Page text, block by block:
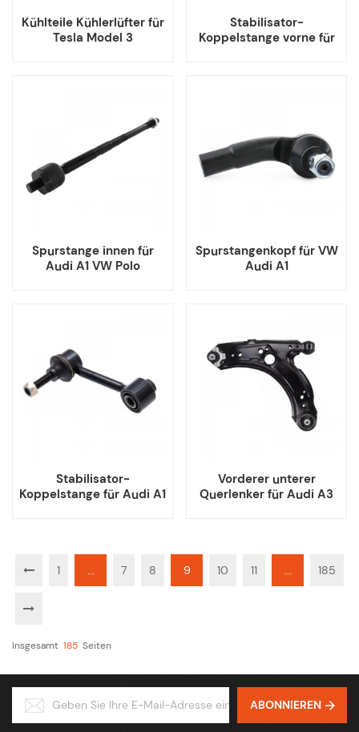
Kühlteile Kühlerlüfter für
Tesla Model 3
Stabilisator-
Koppelstange vorne für
Spurstange innen für
Audi A1 VW Polo
Spurstangenkopf für VW
Audi A1
Stabilisator-
Koppelstange für Audi A1
Vorderer unterer
Querlenker für Audi A3
1 ... 7 8 9 10 11 ... 185
Insgesamt 185 Seiten
ABONNIEREN